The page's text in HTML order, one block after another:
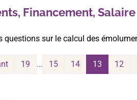
Financement, Salaire
questions sur le calcul des
12
13
14
15
...
19